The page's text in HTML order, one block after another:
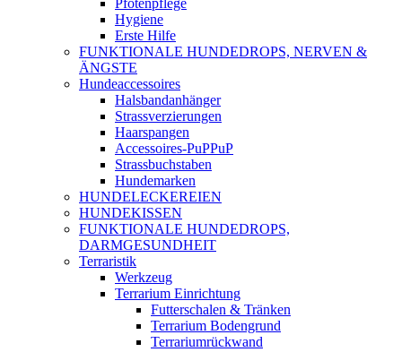
Pfotenpflege
Hygiene
Erste Hilfe
FUNKTIONALE HUNDEDROPS, NERVEN &
ÄNGSTE
Hundeaccessoires
Halsbandanhänger
Strassverzierungen
Haarspangen
Accessoires-PuPPuP
Strassbuchstaben
Hundemarken
HUNDELECKEREIEN
HUNDEKISSEN
FUNKTIONALE HUNDEDROPS,
DARMGESUNDHEIT
Terraristik
Werkzeug
Terrarium Einrichtung
Futterschalen & Tränken
Terrarium Bodengrund
Terrariumrückwand